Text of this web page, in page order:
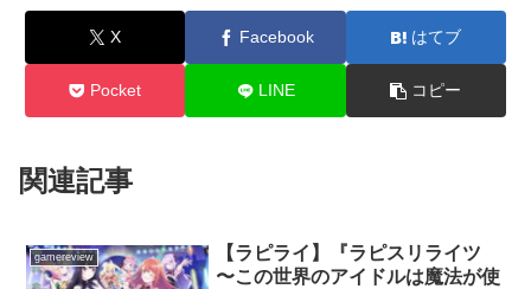
X Facebook はてブ
Pocket LINE コピー
関連記事
gamereview
【ラピライ】『ラピスリライツ
〜この世界のアイドルは魔法が使